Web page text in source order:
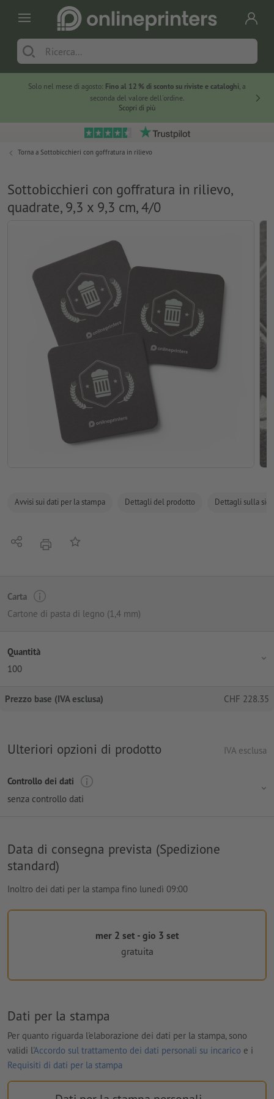
Solo nel mese di agosto: Fino al 12 % di sconto su riviste e cataloghi, a
seconda del valore dell'ordine.
Scopri di più
Torna a Sottobicchieri con goffratura in rilievo
Sottobicchieri con goffratura in rilievo,
quadrate, 9,3 x 9,3 cm, 4/0
Avvisi sui dati per la stampa Dettagli del prodotto Dettagli sulla
Condividistamparealla lista preferiti
Carta
Cartone di pasta di legno (1,4 mm)
Quantità
100
Prezzo base (IVA esclusa) CHF 228.35
Ulteriori opzioni di prodotto IVA esclusa
Controllo dei dati
senza controllo dati
Data di consegna prevista (Spedizione
standard)
Inoltro dei dati per la stampa fino lunedì 09:00
mer 2 set - gio 3 set
gratuita
Dati per la stampa
Per quanto riguarda l'elaborazione dei dati per la stampa, sono
validi l'Accordo sul trattamento dei dati personali su incarico e i
Requisiti di dati per la stampa